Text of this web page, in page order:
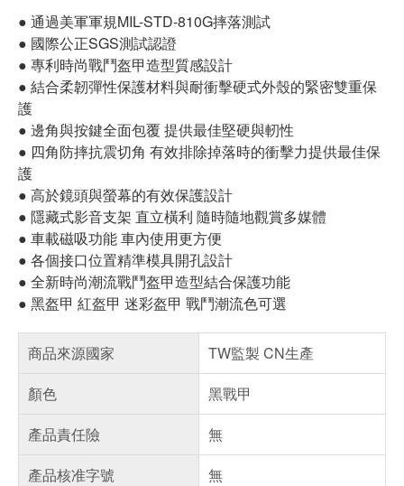
● 通過美軍軍規MIL-STD-810G摔落測試
● 國際公正SGS測試認證
● 專利時尚戰鬥盔甲造型質感設計
● 結合柔韌彈性保護材料與耐衝擊硬式外殼的緊密雙重保
護
● 邊角與按鍵全面包覆 提供最佳堅硬與軔性
● 四角防摔抗震切角 有效排除掉落時的衝擊力提供最佳保
護
● 高於鏡頭與螢幕的有效保護設計
● 隱藏式影音支架 直立橫利 隨時隨地觀賞多媒體
● 車載磁吸功能 車內使用更方便
● 各個接口位置精準模具開孔設計
● 全新時尚潮流戰鬥盔甲造型結合保護功能
● 黑盔甲 紅盔甲 迷彩盔甲 戰鬥潮流色可選
商品來源國家
TW監製 CN生產
顏色
黑戰甲
產品責任險
無
產品核准字號
無